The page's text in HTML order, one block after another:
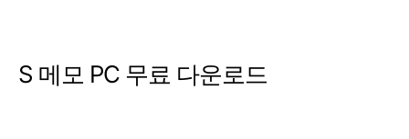
S 메모 PC 무료 다운로드